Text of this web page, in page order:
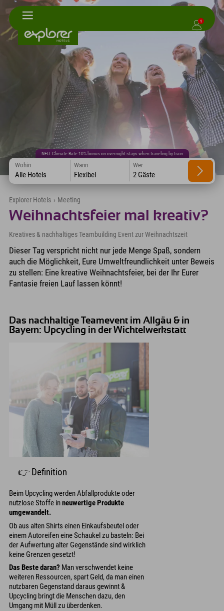
1
NEU: Climate Rate 10% bonus on overnight stays when traveling by train
Wohin
Alle Hotels
Wann
Flexibel
Wer
2 Gäste
Explorer Hotels › Meeting
Weihnachtsfeier mal kreativ?
Kreatives & nachhaltiges Teambuilding Event zur Weihnachtszeit
Dieser Tag verspricht nicht nur jede Menge Spaß, sondern
auch die Möglichkeit, Eure Umweltfreundlichkeit unter Beweis
zu stellen: Eine kreative Weihnachtsfeier, bei der Ihr Eurer
Fantasie freien Lauf lassen könnt!
Das nachhaltige Teamevent im Allgäu & in
Bayern: Upcycling in der Wichtelwerkstatt
👉 Definition
Beim Upcycling werden Abfallprodukte oder
nutzlose Stoffe inneuwertige Produkte
umgewandelt.
Ob aus alten Shirts einen Einkaufsbeutel oder
einem Autoreifen eine Schaukel zu basteln: Bei
der Aufwertung alter Gegenstände sind wirklich
keine Grenzen gesetzt!
Das Beste daran? Man verschwendet keine
weiteren Ressourcen, spart Geld, da man einen
nutzbaren Gegenstand daraus gewinnt &
Upcycling bringt die Menschen dazu, den
Umgang mit Müll zu überdenken.